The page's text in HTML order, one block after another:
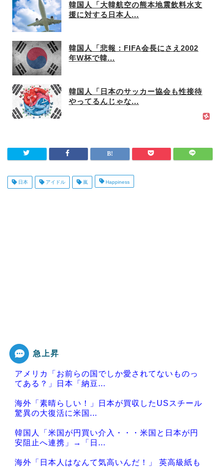
韓国人「大韓航空の熊本地震飲料水支
援に対する日本人...
韓国人「悲報：FIFA会長にさえ2002
年W杯で韓...
韓国人「日本のサッカー協会も性接待
やってるんじゃな...
日本 アイドル 嵐 Happiness
急上昇
アメリカ「お前らの国でしか愛されてないものっ
てある？」日本「納豆...
海外「素晴らしい！」日本が買収したUSスチール
驚異の大復活に米国...
韓国人「米国が円買い介入・・・米国と日本が円
安阻止へ連携」→「日...
海外「日本人はなんて気高いんだ！」 英高級紙も